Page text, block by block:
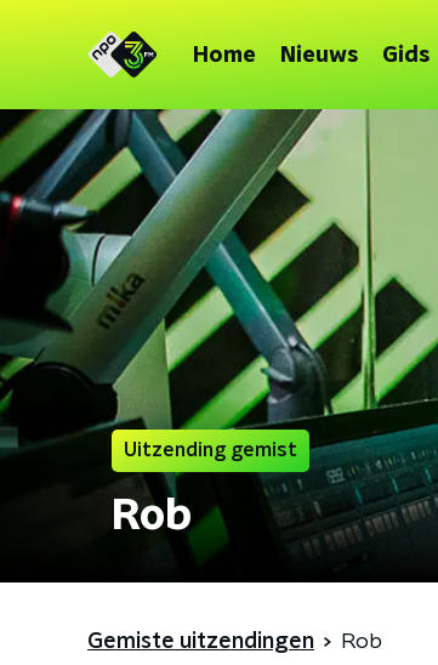
Home Nieuws Gids
Uitzending gemist
Rob
Gemiste uitzendingen Rob